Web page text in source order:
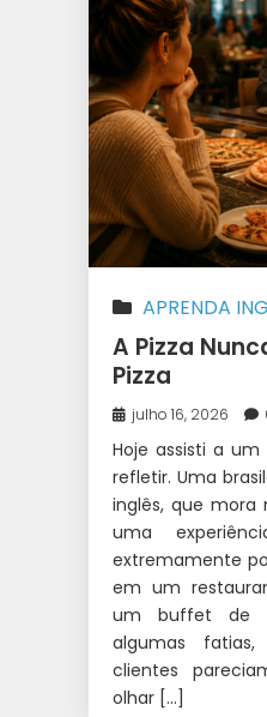
APRENDA
AUSTRÁLIA |
NA AUSTRÁLIA
WEST 1
A Pizza
Pizza
julho 16, 2026
Hoje assisti a
refletir. Uma
inglês, que mora
uma
extremamente
em um
um buffet de
algumas
clientes
olhar […]